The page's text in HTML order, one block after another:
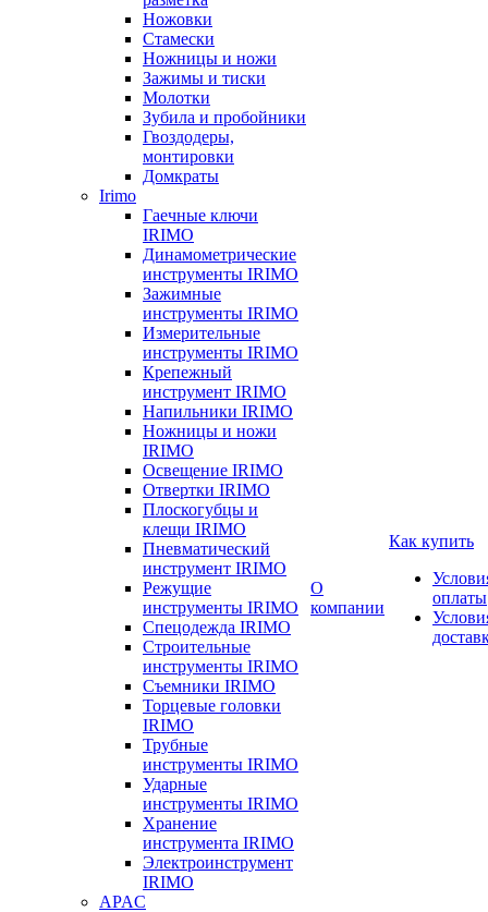
Ножовки
Стамески
Ножницы и ножи
Зажимы и тиски
Молотки
Зубила и пробойники
Гвоздодеры,
монтировки
Домкраты
Irimo
Гаечные ключи
IRIMO
Динамометрические
инструменты IRIMO
Зажимные
инструменты IRIMO
Измерительные
инструменты IRIMO
Крепежный
инструмент IRIMO
Напильники IRIMO
Ножницы и ножи
IRIMO
Освещение IRIMO
Отвертки IRIMO
Плоскогубцы и
клещи IRIMO
Пневматический
инструмент IRIMO
Режущие
инструменты IRIMO
Спецодежда IRIMO
Строительные
инструменты IRIMO
Съемники IRIMO
Торцевые головки
IRIMO
Трубные
инструменты IRIMO
Ударные
инструменты IRIMO
Хранение
инструмента IRIMO
Электроинструмент
IRIMO
APAC
О
компании
Как купить
оплаты